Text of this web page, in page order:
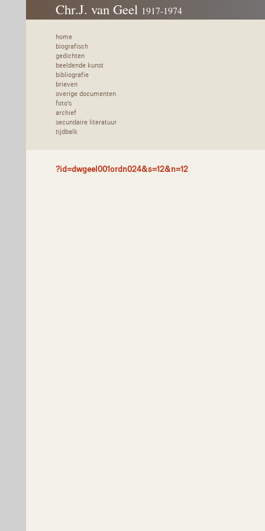
Chr.J. van Geel 1917-1974
home
biografisch
gedichten
beeldende kunst
bibliografie
brieven
overige documenten
foto's
archief
secundaire literatuur
tijdbalk
?id=dwgeel001ordn024&s=12&n=12